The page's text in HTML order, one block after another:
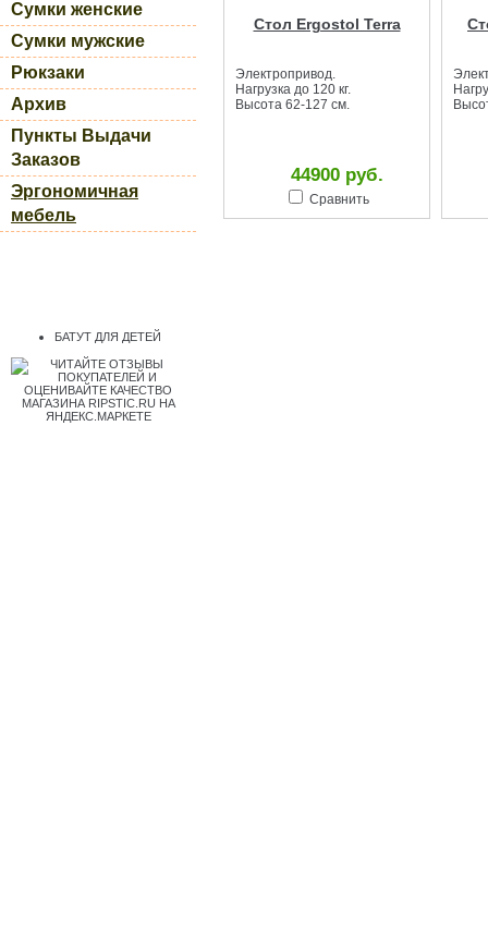
Сумки женские
Сумки мужские
Рюкзаки
Архив
Пункты Выдачи
Заказов
Эргономичная
мебель
БАТУТ ДЛЯ ДЕТЕЙ
Стол Ergostol Terra
Электропривод.
Нагрузка до 120 кг.
Высота 62-127 см.
44900 руб.
Сравнить